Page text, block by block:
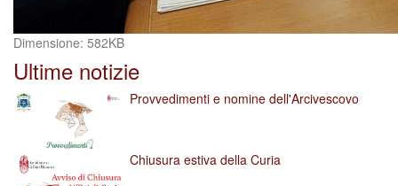
Clicca
per
vedere
l'immagine
alle
dimensioni
originali…
Dimensione: 582KB
Ultime notizie
Provvedimenti e nomine dell'Arcivescovo
Chiusura estiva della Curia